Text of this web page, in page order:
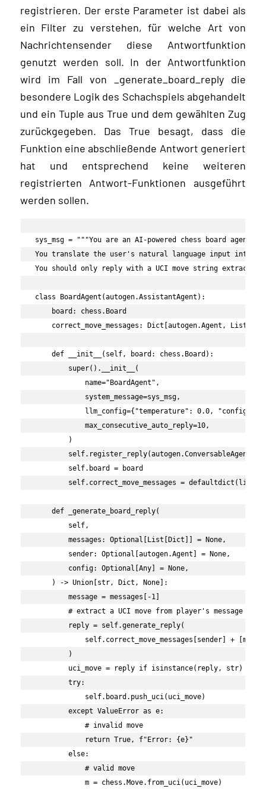
registrieren. Der erste Parameter ist dabei als
ein Filter zu verstehen, für welche Art von
Nachrichtensender diese Antwortfunktion
genutzt werden soll. In der Antwortfunktion
wird im Fall von _generate_board_reply die
besondere Logik des Schachspiels abgehandelt
und ein Tuple aus True und dem gewählten Zug
zurückgegeben. Das True besagt, dass die
Funktion eine abschließende Antwort generiert
hat und entsprechend keine weiteren
registrierten Antwort-Funktionen ausgeführt
werden sollen.
sys_msg = """You are an AI-powered chess board agent.
You translate the user's natural language input into
You should only reply with a UCI move string
class BoardAgent(autogen.AssistantAgent):
    board: chess.Board
correct_move_messages: Dict[autogen.Agent,
    def __init__(self, board: chess.Board):
        super().__init__(
            name="BoardAgent",
            system_message=sys_msg,
llm_config={"temperature": 0.0,
            max_consecutive_auto_reply=10,
        )
self.register_reply(autogen.ConversableAgent,
        self.board = board
        self.correct_move_messages = defaultdict(list)
    def _generate_board_reply(
        self,
        messages: Optional[List[Dict]] = None,
        sender: Optional[autogen.Agent] = None,
        config: Optional[Any] = None,
    ) -> Union[str, Dict, None]:
        message = messages[-1]
        # extract a UCI move from player's message
        reply = self.generate_reply(
self.correct_move_messages[sender] +
        )
uci_move = reply if isinstance(reply, str)
        try:
            self.board.push_uci(uci_move)
        except ValueError as e:
            # invalid move
            return True, f"Error: {e}"
        else:
            # valid move
            m = chess.Move.from_uci(uci_move)